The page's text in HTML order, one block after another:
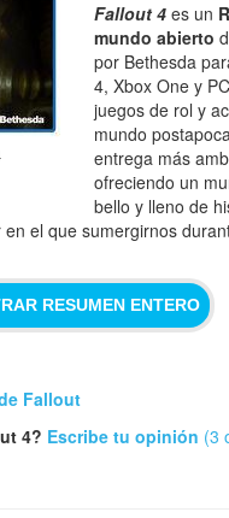
Fallout 4 es un
mundo abierto
por Bethesda
4, Xbox One y
juegos de rol y
mundo
entrega más
ofreciendo un
bello y lleno de
el que sumergirnos
RESUMEN ENTERO
Fallout
4? Escribe tu opinión (3